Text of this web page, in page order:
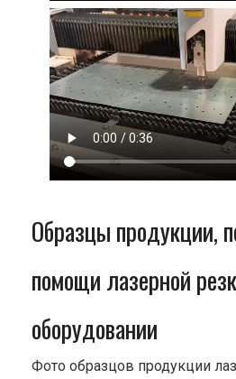
Образцы продукции,
помощи лазерной
оборудовании
Фото образцов продукции